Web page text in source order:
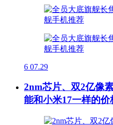
6 07.29
2nm芯片、双2亿像
能和小米17一样的价